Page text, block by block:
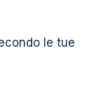
le tue